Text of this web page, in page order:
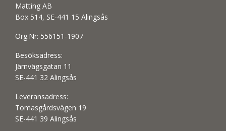
Matting AB
Box 514, SE-441 15 Alingsås
Org.Nr: 556151-1907
Besöksadress:
Järnvägsgatan 11
SE-441 32 Alingsås
Leveransadress:
Tomasgårdsvägen 19
SE-441 39 Alingsås